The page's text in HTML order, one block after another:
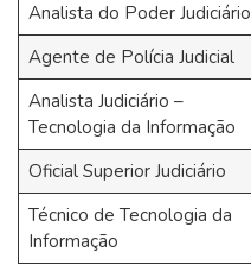
Analista do Poder Judiciário
Agente de Polícia Judicial
Analista Judiciário –
Tecnologia da Informação
Oficial Superior Judiciário
Técnico de Tecnologia da
Informação